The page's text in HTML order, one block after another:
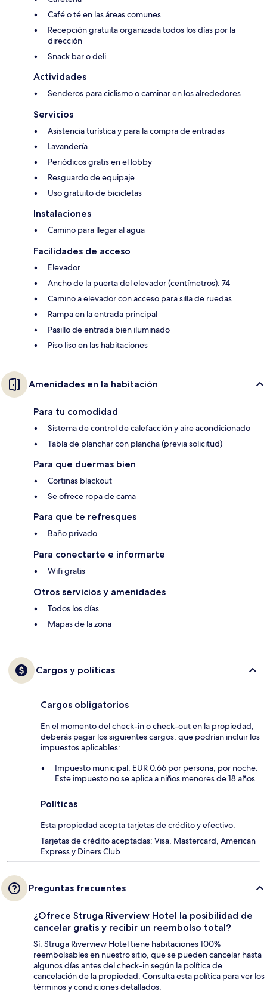
Café o té en las áreas comunes
Recepción gratuita organizada todos los días por la
dirección
Snack bar o deli
Actividades
Senderos para ciclismo o caminar en los alrededores
Servicios
Asistencia turística y para la compra de entradas
Lavandería
Periódicos gratis en el lobby
Resguardo de equipaje
Uso gratuito de bicicletas
Instalaciones
Camino para llegar al agua
Facilidades de acceso
Elevador
Ancho de la puerta del elevador (centímetros): 74
Camino a elevador con acceso para silla de ruedas
Rampa en la entrada principal
Pasillo de entrada bien iluminado
Piso liso en las habitaciones
Amenidades en la habitación
Para tu comodidad
Sistema de control de calefacción y aire acondicionado
Tabla de planchar con plancha (previa solicitud)
Para que duermas bien
Cortinas blackout
Se ofrece ropa de cama
Para que te refresques
Baño privado
Para conectarte e informarte
Wifi gratis
Otros servicios y amenidades
Todos los días
Mapas de la zona
Cargos y políticas
Cargos obligatorios
En el momento del check-in o check-out en la propiedad,
deberás pagar los siguientes cargos, que podrían incluir los
impuestos aplicables:
Impuesto municipal: EUR 0.66 por persona, por noche.
Este impuesto no se aplica a niños menores de 18 años.
Políticas
Esta propiedad acepta tarjetas de crédito y efectivo.
Tarjetas de crédito aceptadas: Visa, Mastercard, American
Express y Diners Club
Preguntas frecuentes
¿Ofrece Struga Riverview Hotel la posibilidad de
cancelar gratis y recibir un reembolso total?
Sí, Struga Riverview Hotel tiene habitaciones 100%
reembolsables en nuestro sitio, que se pueden cancelar hasta
algunos días antes del check-in según la política de
cancelación de la propiedad. Consulta esta política para ver los
términos y condiciones detallados.